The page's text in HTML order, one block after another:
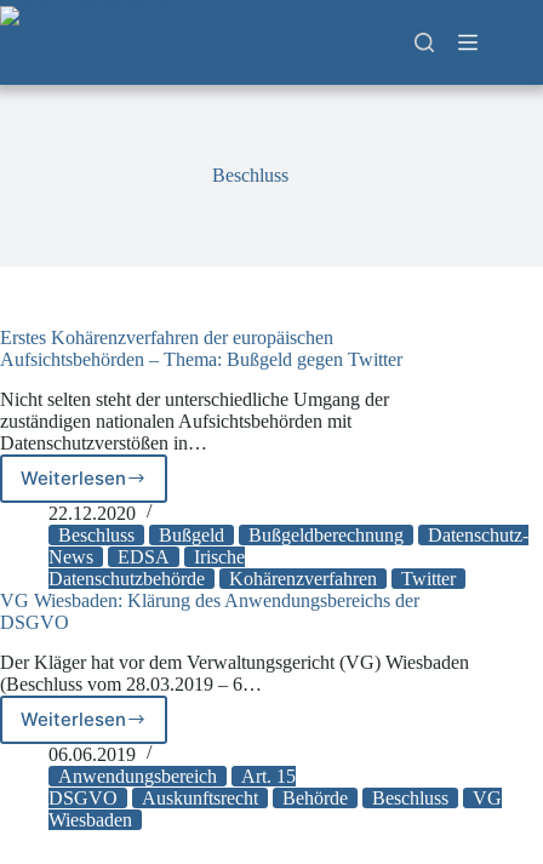
Zum
Inhalt
Beschluss
Erstes Kohärenzverfahren der europäischen
Aufsichtsbehörden – Thema: Bußgeld gegen Twitter
Nicht selten steht der unterschiedliche Umgang der
zuständigen nationalen Aufsichtsbehörden mit
Datenschutzverstößen in…
Weiterlesen
Erstes
Kohärenzverfahren
der
europäischen
Aufsichtsbehörden
–
gegen
Twitter
22.12.2020
Beschluss
Bußgeld Bußgeldberechnung
Datenschutz-
News
EDSA
Irische
Datenschutzbehörde
Kohärenzverfahren
Twitter
VG Wiesbaden: Klärung des Anwendungsbereichs der
DSGVO
Der Kläger hat vor dem Verwaltungsgericht (VG) Wiesbaden
(Beschluss vom 28.03.2019 – 6…
Weiterlesen
VG
Wiesbaden:
Klärung
des
Anwendungsbereichs
06.06.2019
Anwendungsbereich
Art. 15
DSGVO
Auskunftsrecht Behörde Beschluss
VG
Wiesbaden